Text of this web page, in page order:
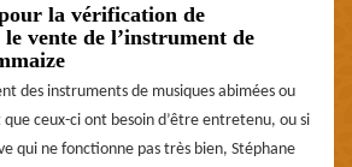
la vérification de
vente de l’instrument de
des instruments de musiques abimées ou
ceux-ci ont besoin d’être entretenu, ou si
qui ne fonctionne pas très bien, Stéphane